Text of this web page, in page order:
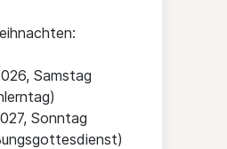
Samstag
Sonntag